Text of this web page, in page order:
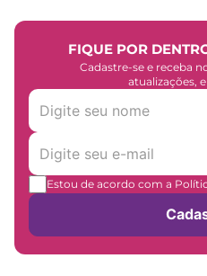
FIQUE POR
Cadastre-se e receba
atualizações,
Estou de acordo com a